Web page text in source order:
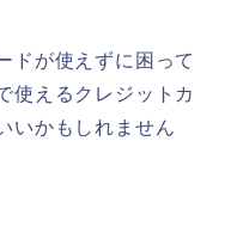
ドが使えずに困って
使えるクレジットカ
いかもしれません